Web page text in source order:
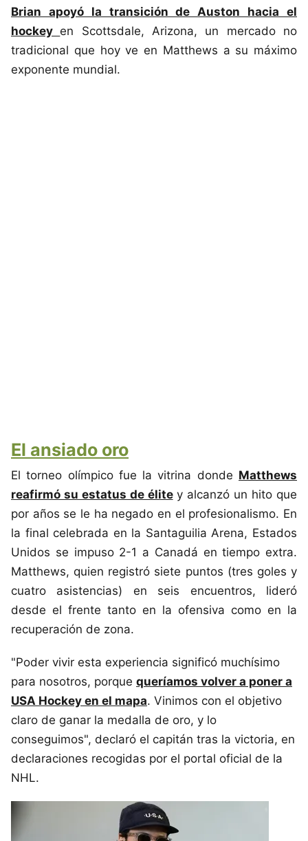
Brian apoyó la transición de Auston hacia el
hockeyen Scottsdale, Arizona, un mercado no
tradicional que hoy ve en Matthews a su máximo
exponente mundial.
El ansiado oro
El torneo olímpico fue la vitrina donde Matthews
reafirmó su estatus de élitey alcanzó un hito que
por años se le ha negado en el profesionalismo. En
la final celebrada en la Santaguilia Arena, Estados
Unidos se impuso 2-1 a Canadá en tiempo extra.
Matthews, quien registró siete puntos (tres goles y
cuatro asistencias) en seis encuentros, lideró
desde el frente tanto en la ofensiva como en la
recuperación de zona.
"Poder vivir esta experiencia significó muchísimo
para nosotros, porque queríamos volver a poner a
USA Hockey en el mapa. Vinimos con el objetivo
claro de ganar la medalla de oro, y lo
conseguimos", declaró el capitán tras la victoria, en
declaraciones recogidas por el portal oficial de la
NHL.